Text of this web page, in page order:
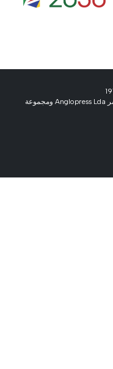
جميع المحتويات والتصميم هي حقوق الطبع والنشر Anglopress Lda ومجموعة